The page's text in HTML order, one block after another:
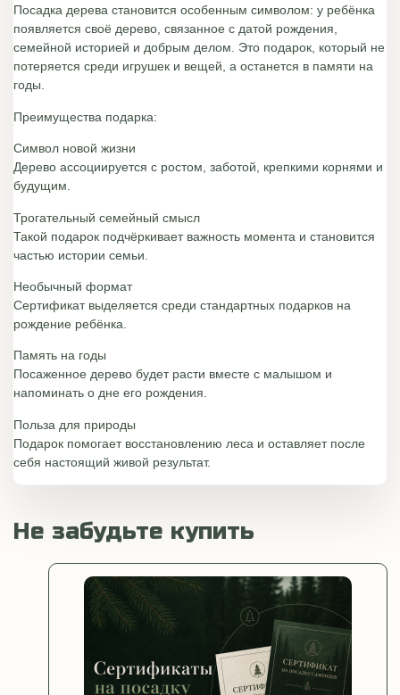
Посадка дерева становится особенным символом: у ребёнка
появляется своё дерево, связанное с датой рождения,
семейной историей и добрым делом. Это подарок, который не
потеряется среди игрушек и вещей, а останется в памяти на
годы.
Преимущества подарка:
Символ новой жизни
Дерево ассоциируется с ростом, заботой, крепкими корнями и
будущим.
Трогательный семейный смысл
Такой подарок подчёркивает важность момента и становится
частью истории семьи.
Необычный формат
Сертификат выделяется среди стандартных подарков на
рождение ребёнка.
Память на годы
Посаженное дерево будет расти вместе с малышом и
напоминать о дне его рождения.
Польза для природы
Подарок помогает восстановлению леса и оставляет после
себя настоящий живой результат.
Не забудьте купить